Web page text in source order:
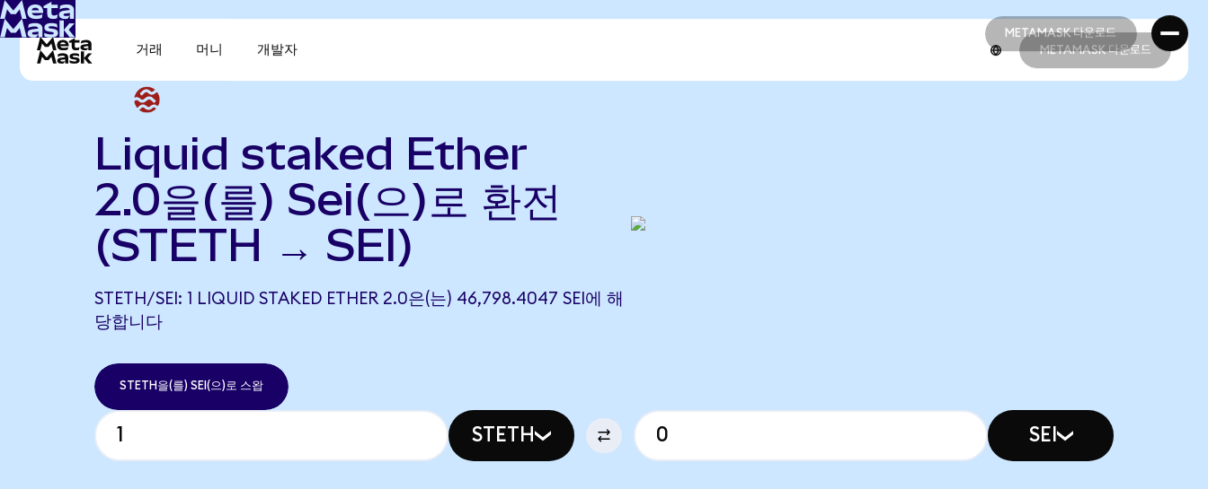
METAMASK 다운로드
METAMASK 다운로드
거래 머니 개발자 METAMASK 다운로드
Liquid staked Ether
2.0을(를) Sei(으)로 환전
(STETH → SEI)
STETH/SEI: 1 LIQUID STAKED ETHER 2.0은(는) 46,798.4047 SEI에 해
당합니다
STETH을(를) SEI(으)로 스왑
STETH SEI